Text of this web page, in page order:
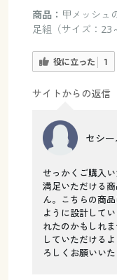
商品： 甲メッシュ
足組（サイズ：23
役に立った 1
サイトからの返信
セシ
せっかくご購入
満足いただける
ん。こちらの商
ように設計して
れたのかもしれ
していただける
ろしくお願いいた